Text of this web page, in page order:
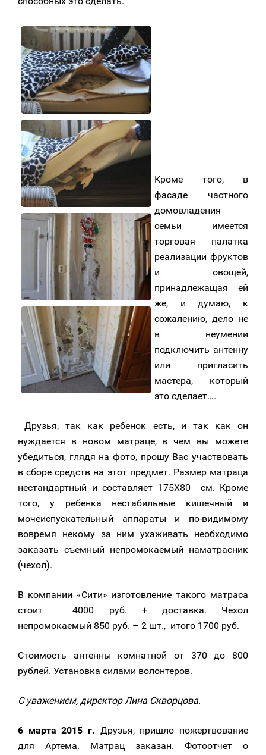
Кроме того, в
фасаде частного
домовладения
семьи имеется
торговая палатка
реализации фруктов
и овощей,
принадлежащая ей
же, и думаю, к
сожалению, дело не
в неумении
подключить антенну
или пригласить
мастера, который
это сделает….
Друзья, так как ребенок есть, и так как он
нуждается в новом матраце, в чем вы можете
убедиться, глядя на фото, прошу Вас участвовать
в сборе средств на этот предмет. Размер матраца
нестандартный и составляет 175Х80 см. Кроме
того, у ребенка нестабильные кишечный и
мочеиспускательный аппараты и по-видимому
вовремя некому за ним ухаживать необходимо
заказать съемный непромокаемый наматрасник
(чехол).
В компании «Сити» изготовление такого матраса
стоит 4000 руб. + доставка. Чехол
непромокаемый 850 руб. – 2 шт., итого 1700 руб.
Стоимость антенны комнатной от 370 до 800
рублей. Установка силами волонтеров.
С уважением, директор Лина Скворцова.
6 марта 2015 г. Друзья, пришло пожертвование
для Артема. Матрац заказан. Фотоотчет о